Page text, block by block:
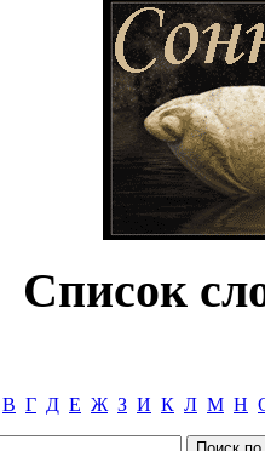
Список
В Г Д Е Ж З И К Л М Н